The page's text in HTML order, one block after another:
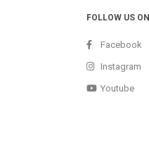
FOLLOW US ON
Facebook
Instagram
Youtube